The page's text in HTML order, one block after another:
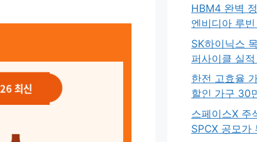
HBM4 완벽
엔비디아 루
SK하이닉스
퍼사이클 실
한전 고효율
할인 가구 30
스페이스X 주
SPCX 공모가